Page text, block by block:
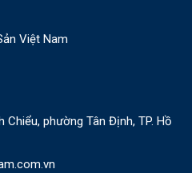
Việt Nam
Chiểu, phường Tân Định, TP. Hồ